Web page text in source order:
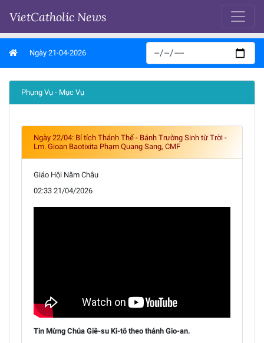
VietCatholic News
Ngày 21-04-2026
Phụng Vụ - Mục Vụ
Ngày 22/04: Bí tích Thánh Thể - Bánh Trường Sinh từ Trời -
Lm. Gioan Baotixita Phạm Quang Sang, CMF
Giáo Hội Năm Châu
02:33 21/04/2026
Tin Mừng Chúa Giê-su Ki-tô theo thánh Gio-an.